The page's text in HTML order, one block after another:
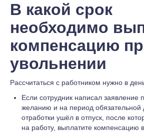
В какой срок
необходимо
компенсацию
увольнении
Рассчитаться с работником нужно в
Если сотрудник написал заявление
желанию и на период обязательной
отработки ушёл в отпуск, после
на работу, выплатите компенсацию